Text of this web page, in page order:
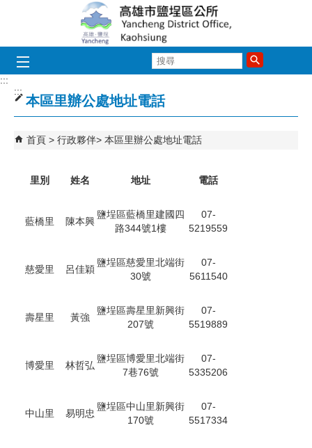
跳到主要內容區塊
尋
:::
:::
本區里辦公處地址電話
首頁 行政夥伴 本區里辦公處地址電話
里別 姓名 地址 電話
藍橋里 陳本興
鹽埕區藍橋里建國四
路344號1樓
07-
5219559
慈愛里 呂佳穎
鹽埕區慈愛里北端街
30號
07-
5611540
壽星里 黃強
鹽埕區壽星里新興街
207號
07-
5519889
博愛里 林哲弘
鹽埕區博愛里北端街
7巷76號
07-
5335206
中山里 易明忠
鹽埕區中山里新興街
170號
07-
5517334